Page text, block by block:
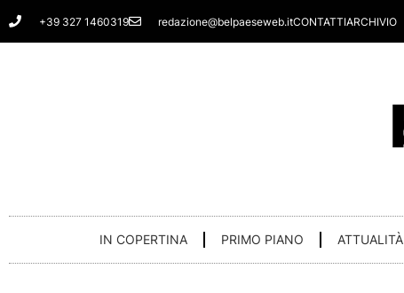
Vai
al
+39 327 1460319 redazione@belpaeseweb.itCONTATTIARCHIVIO
IN COPERTINA PRIMO PIANO ATTUALITÀ